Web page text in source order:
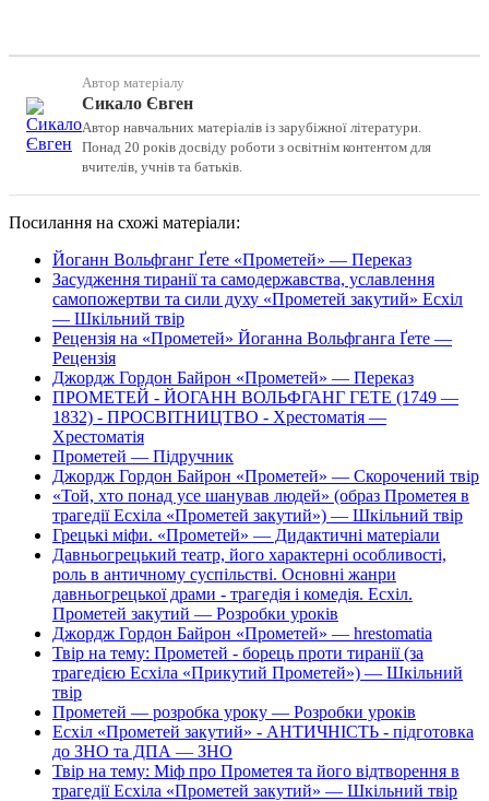
Автор матеріалу
Сикало Євген
Автор навчальних матеріалів із зарубіжної літератури.
Понад 20 років досвіду роботи з освітнім контентом для
вчителів, учнів та батьків.
Посилання на схожі матеріали:
Йоганн Вольфганг Ґете «Прометей» — Переказ
Засудження тиранії та самодержавства, уславлення
самопожертви та сили духу «Прометей закутий» Есхіл
— Шкільний твір
Рецензія на «Прометей» Йоганна Вольфганга Ґете —
Рецензія
Джордж Гордон Байрон «Прометей» — Переказ
ПРОМЕТЕЙ - ЙОГАНН ВОЛЬФГАНГ ГЕТЕ (1749 —
1832) - ПРОСВІТНИЦТВО - Хрестоматія —
Хрестоматія
Прометей — Підручник
Джордж Гордон Байрон «Прометей» — Скорочений твір
«Той, хто понад усе шанував людей» (образ Прометея в
трагедії Есхіла «Прометей закутий») — Шкільний твір
Грецькі міфи. «Прометей» — Дидактичні матеріали
Давньогрецький театр, його характерні особливості,
роль в античному суспільстві. Основні жанри
давньогрецької драми - трагедія і комедія. Есхіл.
Прометей закутий — Розробки уроків
Джордж Гордон Байрон «Прометей» — hrestomatia
Твір на тему: Прометей - борець проти тиранії (за
трагедією Есхіла «Прикутий Прометей») — Шкільний
твір
Прометей — розробка уроку — Розробки уроків
Есхіл «Прометей закутий» - АНТИЧНІСТЬ - підготовка
до ЗНО та ДПА — ЗНО
Твір на тему: Міф про Прометея та його відтворення в
трагедії Есхіла «Прометей закутий» — Шкільний твір